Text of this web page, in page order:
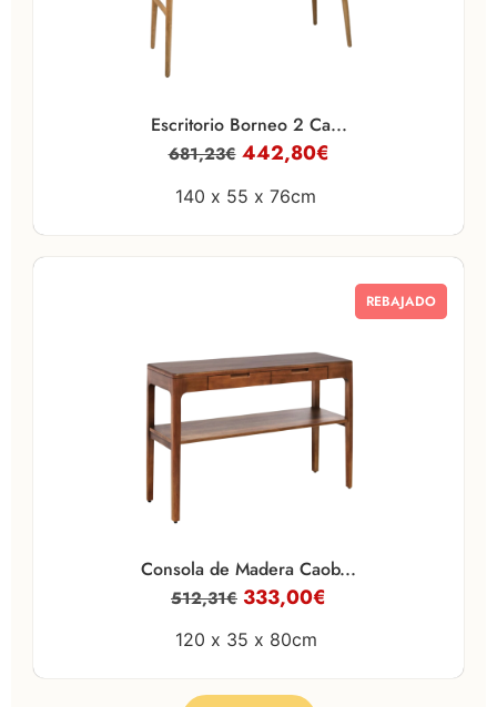
Escritorio Borneo 2 Ca...
681,23€ 442,80€
140 x 55 x 76cm
REBAJADO
Consola de Madera Caob...
512,31€ 333,00€
120 x 35 x 80cm